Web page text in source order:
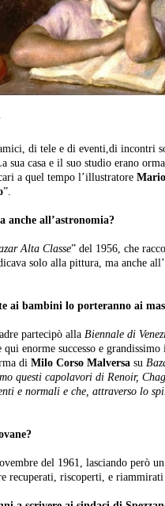
di tele e di eventi,di incontri
sua casa e il suo studio erano
a quel tempo l’illustratore
”.
anche all’astronomia?
Alta Classe” del 1956, che
solo alla pittura, ma anche
ai bambini lo porteranno ai
partecipò alla Biennale di
qui enorme successo e
di Milo Corso Malversa su
questi capolavori di Renoir,
e normali e che, attraverso lo
del 1961, lasciando però
recuperati, riscoperti, e